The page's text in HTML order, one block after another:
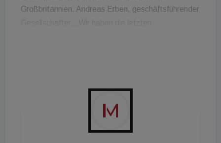
Großbritannien. Andreas Erben, geschäftsführender
Recovery Phase richtig positioniert ist und uns
einen weiteren Wachstums- und Expansionskurs
ermöglicht. Direkte Buchbarkeit, ein innovativer
Einsatz von internetbasierter Technologie und das